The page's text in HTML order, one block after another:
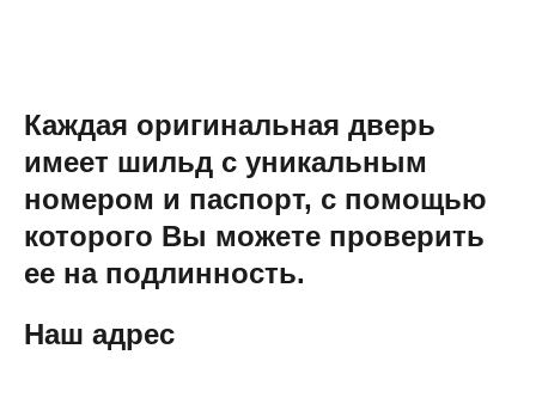
Каждая оригинальная дверь
имеет шильд с уникальным
номером и паспорт, с помощью
которого Вы можете проверить
ее на подлинность.
Наш адрес